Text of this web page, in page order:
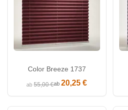
Color Breeze 1737
ab55,00 €ab20,25 €